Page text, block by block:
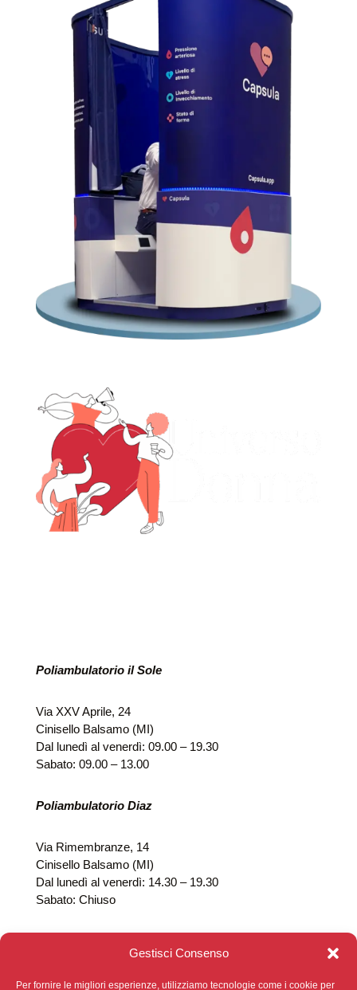
Gestisci Consenso
Per fornire le migliori esperienze, utilizziamo tecnologie come i cookie per
Poliambulatorio il Sole
Via XXV Aprile, 24
Cinisello Balsamo (MI)
Dal lunedì al venerdì: 09.00 – 19.30
Sabato: 09.00 – 13.00
Poliambulatorio Diaz
Via Rimembranze, 14
Cinisello Balsamo (MI)
Dal lunedì al venerdì: 14.30 – 19.30
Sabato: Chiuso